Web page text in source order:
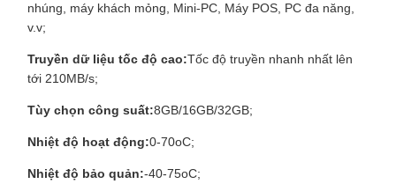
nhúng, máy khách mỏng, Mini-PC, Máy POS, PC đa năng,
v.v;
Truyền dữ liệu tốc độ cao:Tốc độ truyền nhanh nhất lên
tới 210MB/s;
Tùy chọn công suất:8GB/16GB/32GB;
Nhiệt độ hoạt động:0-70oC;
Nhiệt độ bảo quản:-40-75oC;